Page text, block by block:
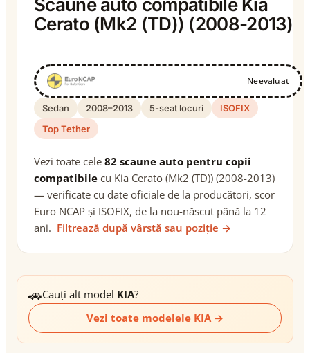
Scaune auto compatibile Kia
Cerato (Mk2 (TD)) (2008-2013)
Neevaluat
Sedan 2008–2013 5-seat locuri
ISOFIX
Top Tether
Vezi toate cele 82 scaune auto pentru copii
compatibile cu Kia Cerato (Mk2 (TD)) (2008-2013)
— verificate cu date oficiale de la producători, scor
Euro NCAP și ISOFIX, de la nou-născut până la 12
ani. Filtrează după vârstă sau poziție →
🚗Cauți alt model KIA?
Vezi toate modelele KIA →